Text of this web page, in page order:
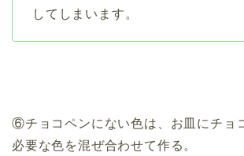
してしまいます。
⑥チョコペンにない色は、お皿にチョ
必要な色を混ぜ合わせて作る。